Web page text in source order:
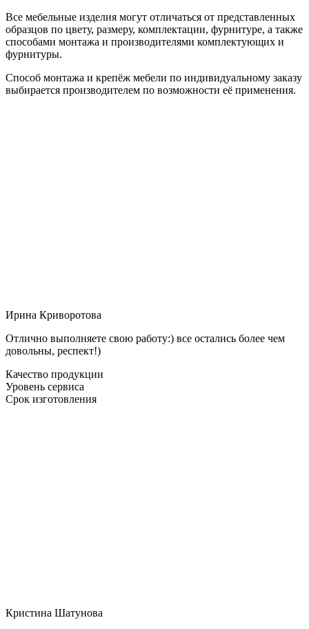
Все мебельные изделия могут отличаться от представленных
образцов по цвету, размеру, комплектации, фурнитуре, а также
способами монтажа и производителями комплектующих и
фурнитуры.
Способ монтажа и крепёж мебели по индивидуальному заказу
выбирается производителем по возможности её применения.
Ирина Криворотова
Отлично выполняете свою работу:) все остались более чем
довольны, респект!)
Качество продукции
Уровень сервиса
Срок изготовления
Кристина Шатунова